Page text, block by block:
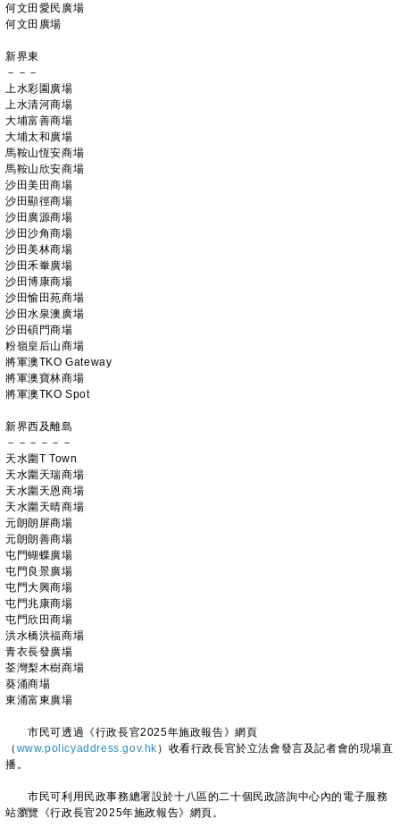
何文田愛民廣場
何文田廣場
新界東
－－－
上水彩園廣場
上水清河商場
大埔富善商場
大埔太和廣場
馬鞍山恆安商場
馬鞍山欣安商場
沙田美田商場
沙田顯徑商場
沙田廣源商場
沙田沙角商場
沙田美林商場
沙田禾輋廣場
沙田博康商場
沙田愉田苑商場
沙田水泉澳廣場
沙田碩門商場
粉嶺皇后山商場
將軍澳TKO Gateway
將軍澳寶林商場
將軍澳TKO Spot
新界西及離島
－－－－－－
天水圍T Town
天水圍天瑞商場
天水圍天恩商場
天水圍天晴商場
元朗朗屏商場
元朗朗善商場
屯門蝴蝶廣場
屯門良景廣場
屯門大興商場
屯門兆康商場
屯門欣田商場
洪水橋洪福商場
青衣長發廣場
荃灣梨木樹商場
葵涌商場
東涌富東廣場
市民可透過《行政長官2025年施政報告》網頁
（ www.policyaddress.gov.hk ）收看行政長官於立法會發言及記者會的現場直
播。
市民可利用民政事務總署設於十八區的二十個民政諮詢中心內的電子服務
站瀏覽《行政長官2025年施政報告》網頁。